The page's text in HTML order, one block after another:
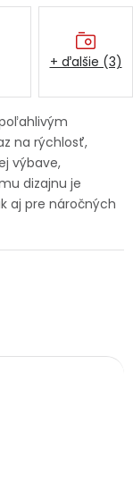
účet
na rýchlosť,
výbave,
dizajnu je
aj pre náročných
+ ďalšie (3)